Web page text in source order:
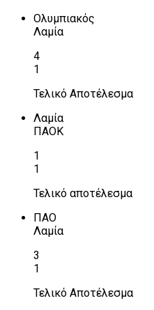
Ολυμπιακός
Λαμία
4
1
Τελικό Αποτέλεσμα
Λαμία
ΠΑΟΚ
1
1
Τελικό αποτέλεσμα
ΠΑΟ
Λαμία
3
1
Τελικό Αποτέλεσμα